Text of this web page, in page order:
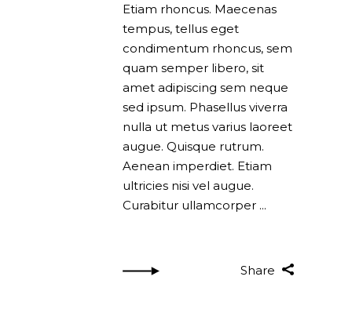
Etiam rhoncus. Maecenas
tempus, tellus eget
condimentum rhoncus, sem
quam semper libero, sit
amet adipiscing sem neque
sed ipsum. Phasellus viverra
nulla ut metus varius laoreet
augue. Quisque rutrum.
Aenean imperdiet. Etiam
ultricies nisi vel augue.
Curabitur ullamcorper
Share